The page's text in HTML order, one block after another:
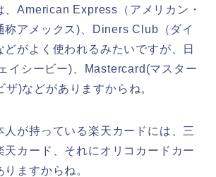
、American Express（アメリカン・
称アメックス)、Diners Club（ダイ
がよく使われるみたいですが、日
イシービー)、Mastercard(マスター
)などがありますからね。
人が持っている楽天カードには、三
天カード、それにオリコカードカー
りますからね。